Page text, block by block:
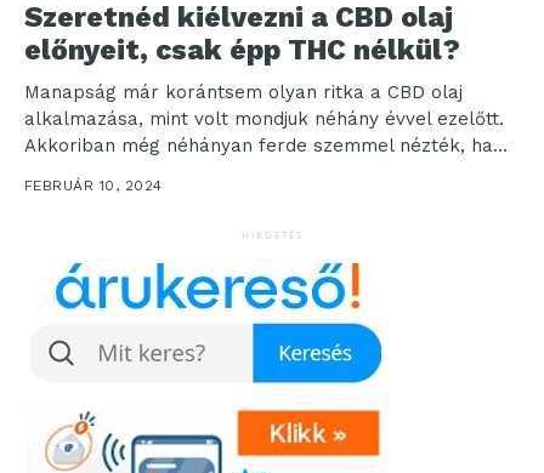
Szeretnéd kiélvezni a CBD olaj
előnyeit, csak épp THC nélkül?
Manapság már korántsem olyan ritka a CBD olaj
alkalmazása, mint volt mondjuk néhány évvel ezelőtt.
Akkoriban még néhányan ferde szemmel nézték, ha
bárkinek...
FEBRUÁR 10, 2024
HIRDETÉS